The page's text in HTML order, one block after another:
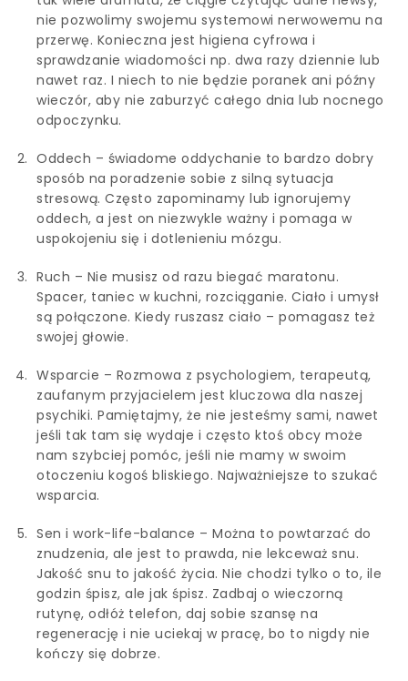
nie pozwolimy swojemu systemowi nerwowemu na
przerwę. Konieczna jest higiena cyfrowa i
sprawdzanie wiadomości np. dwa razy dziennie lub
nawet raz. I niech to nie będzie poranek ani późny
wieczór, aby nie zaburzyć całego dnia lub nocnego
odpoczynku.
Oddech – świadome oddychanie to bardzo dobry
sposób na poradzenie sobie z silną sytuacja
stresową. Często zapominamy lub ignorujemy
oddech, a jest on niezwykle ważny i pomaga w
uspokojeniu się i dotlenieniu mózgu.
Ruch – Nie musisz od razu biegać maratonu.
Spacer, taniec w kuchni, rozciąganie. Ciało i umysł
są połączone. Kiedy ruszasz ciało – pomagasz też
swojej głowie.
Wsparcie – Rozmowa z psychologiem, terapeutą,
zaufanym przyjacielem jest kluczowa dla naszej
psychiki. Pamiętajmy, że nie jesteśmy sami, nawet
jeśli tak tam się wydaje i często ktoś obcy może
nam szybciej pomóc, jeśli nie mamy w swoim
otoczeniu kogoś bliskiego. Najważniejsze to szukać
wsparcia.
Sen i work-life-balance – Można to powtarzać do
znudzenia, ale jest to prawda, nie lekceważ snu.
Jakość snu to jakość życia. Nie chodzi tylko o to, ile
godzin śpisz, ale jak śpisz. Zadbaj o wieczorną
rutynę, odłóż telefon, daj sobie szansę na
regenerację i nie uciekaj w pracę, bo to nigdy nie
kończy się dobrze.